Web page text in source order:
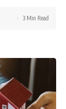
3 Min Read